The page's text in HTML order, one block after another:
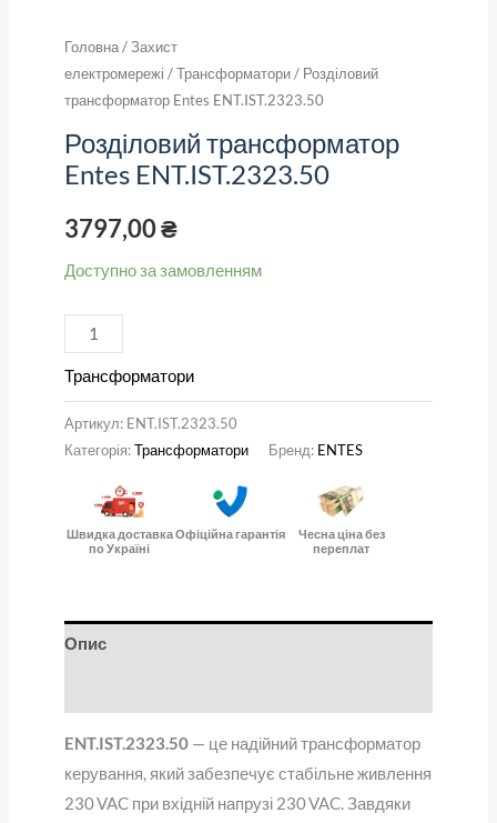
Головна/Захист
електромережі /Трансформатори/ Розділовий
трансформатор Entes ENT.IST.2323.50
Розділовий трансформатор
Entes ENT.IST.2323.50
3797,00₴
Доступно за замовленням
Трансформатори
Артикул: ENT.IST.2323.50
Категорія:Трансформатори Бренд: ENTES
Швидка доставка
по Україні
Офіційна гарантія
Чесна ціна без
переплат
Опис
ENT.IST.2323.50— це надійний трансформатор
керування, який забезпечує стабільне живлення
230 VAC при вхідній напрузі 230 VAC. Завдяки